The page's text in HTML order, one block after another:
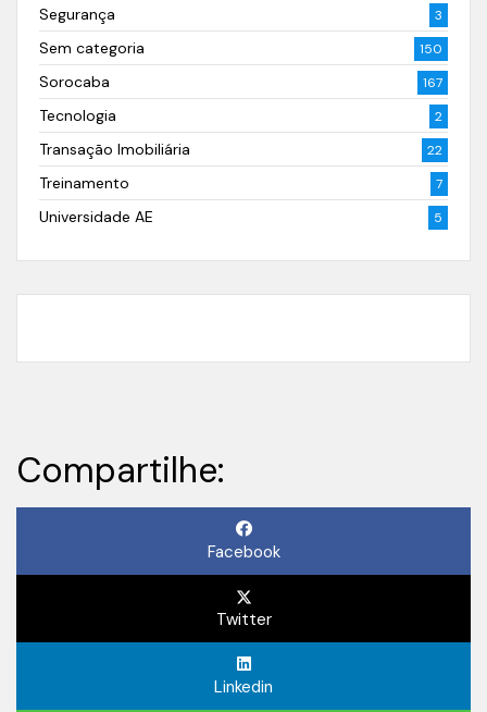
Segurança 3
Sem categoria 150
Sorocaba 167
Tecnologia 2
Transação Imobiliária 22
Treinamento 7
Universidade AE 5
Compartilhe:
Facebook
Twitter
Linkedin